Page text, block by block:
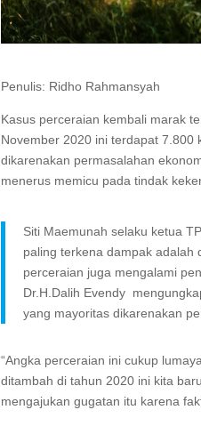
Penulis: Ridho Rahmansyah
Kasus perceraian kembali marak
November 2020 ini terdapat 7.800
dikarenakan permasalahan
menerus memicu pada tindak
Siti Maemunah selaku ketua
paling terkena dampak adalah
perceraian juga mengalami
Dr.H.Dalih Evendy
yang mayoritas dikarenakan
“Angka perceraian ini cukup
ditambah di tahun 2020 ini kita
mengajukan gugatan itu karena